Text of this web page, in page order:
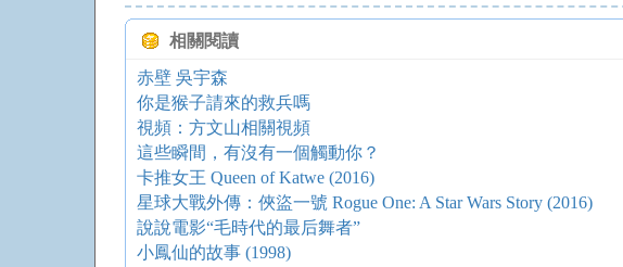
相關閱讀
赤壁 吳宇森
你是猴子請來的救兵嗎
視頻：方文山相關視頻
這些瞬間，有沒有一個觸動你？
卡推女王 Queen of Katwe (2016)
星球大戰外傳：俠盜一號 Rogue One: A Star Wars Story (2016)
說說電影“毛時代的最后舞者”
小鳳仙的故事 (1998)